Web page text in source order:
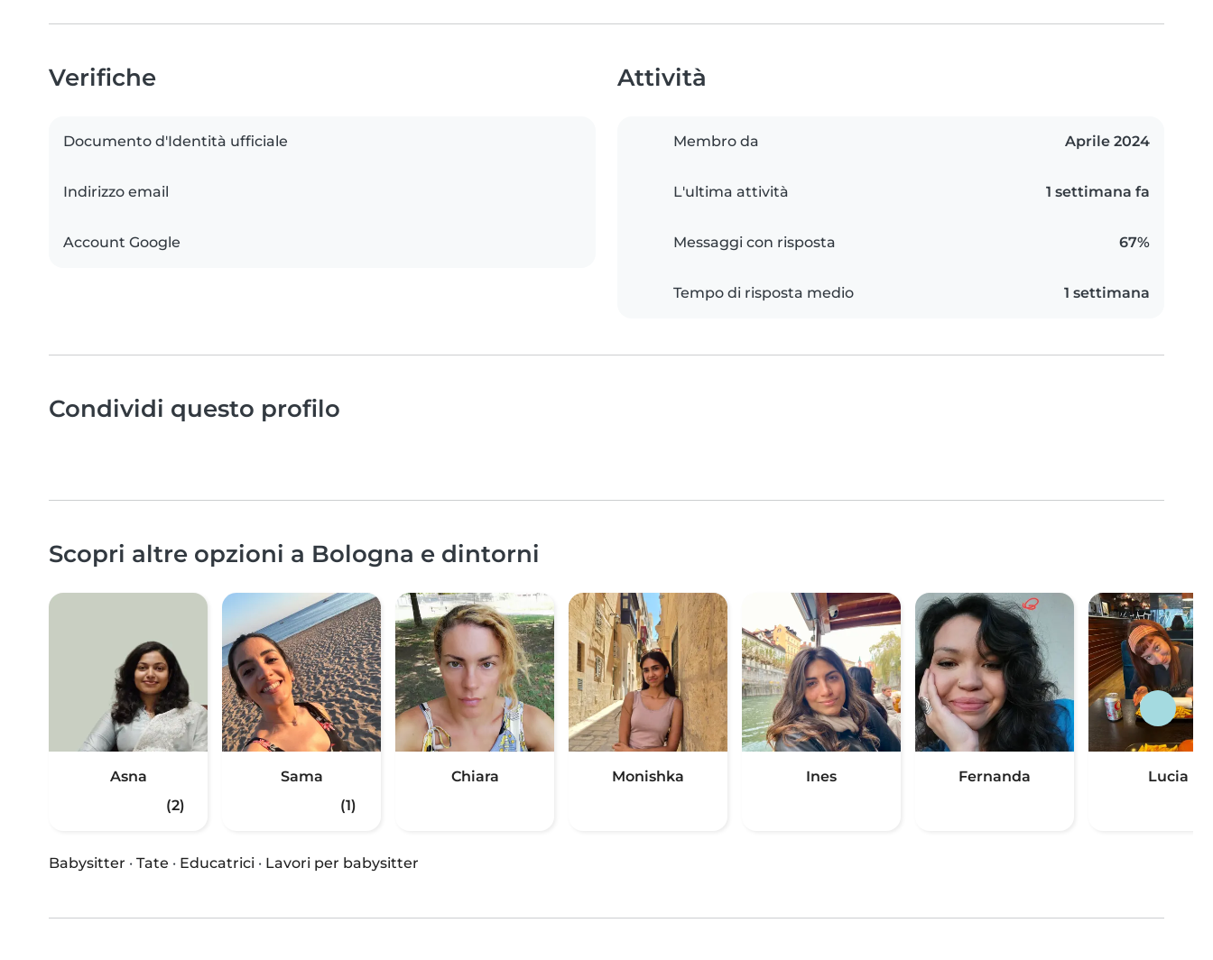
Verifiche
Documento d'Identità ufficiale
Indirizzo email
Account Google
Attività
Membro da Aprile 2024
L'ultima attività 1 settimana fa
Messaggi con risposta 67%
Tempo di risposta medio 1 settimana
Condividi questo profilo
Scopri altre opzioni a Bologna e dintorni
Asna
(2)
Sama
(1)
Chiara Monishka Ines Fernanda Lucia
Babysitter · Tate · Educatrici · Lavori per babysitter